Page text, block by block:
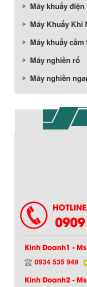
Máy khuấy điện
Máy Khuấy Khí
Máy khuấy cầm
Máy nghiền rổ
Máy nghiền
Kinh Doanh1 -
0934 535 949
Kinh Doanh2 -